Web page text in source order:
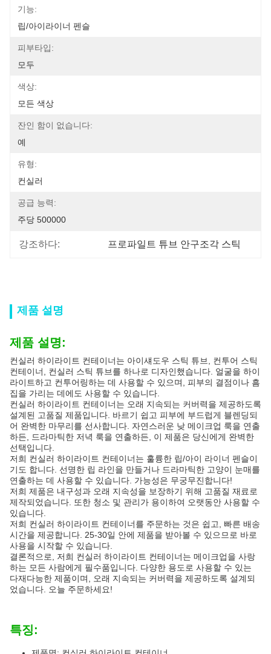
기능:
립/아이라이너 펜슬
피부타입:
모두
색상:
모든 색상
잔인 함이 없습니다:
예
유형:
컨실러
공급 능력:
주당 500000
강조하다: 프로파일트 튜브 안구조각 스틱
제품 설명
제품 설명:
컨실러 하이라이트 컨테이너는 아이섀도우 스틱 튜브, 컨투어 스틱
컨테이너, 컨실러 스틱 튜브를 하나로 디자인했습니다. 얼굴을 하이
라이트하고 컨투어링하는 데 사용할 수 있으며, 피부의 결점이나 흠
집을 가리는 데에도 사용할 수 있습니다.
컨실러 하이라이트 컨테이너는 오래 지속되는 커버력을 제공하도록
설계된 고품질 제품입니다. 바르기 쉽고 피부에 부드럽게 블렌딩되
어 완벽한 마무리를 선사합니다. 자연스러운 낮 메이크업 룩을 연출
하든, 드라마틱한 저녁 룩을 연출하든, 이 제품은 당신에게 완벽한
선택입니다.
저희 컨실러 하이라이트 컨테이너는 훌륭한 립/아이 라이너 펜슬이
기도 합니다. 선명한 립 라인을 만들거나 드라마틱한 고양이 눈매를
연출하는 데 사용할 수 있습니다. 가능성은 무궁무진합니다!
저희 제품은 내구성과 오래 지속성을 보장하기 위해 고품질 재료로
제작되었습니다. 또한 청소 및 관리가 용이하여 오랫동안 사용할 수
있습니다.
저희 컨실러 하이라이트 컨테이너를 주문하는 것은 쉽고, 빠른 배송
시간을 제공합니다. 25-30일 안에 제품을 받아볼 수 있으므로 바로
사용을 시작할 수 있습니다.
결론적으로, 저희 컨실러 하이라이트 컨테이너는 메이크업을 사랑
하는 모든 사람에게 필수품입니다. 다양한 용도로 사용할 수 있는
다재다능한 제품이며, 오래 지속되는 커버력을 제공하도록 설계되
었습니다. 오늘 주문하세요!
특징: